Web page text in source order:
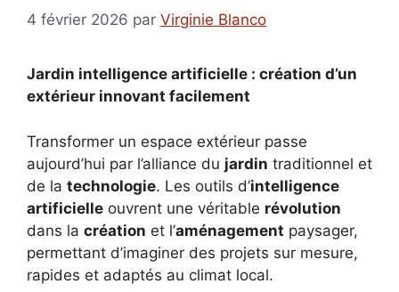
4 février 2026 par Virginie Blanco
Jardin intelligence artificielle : création d’un
extérieur innovant facilement
Transformer un espace extérieur passe
aujourd’hui par l’alliance du jardin traditionnel et
de la technologie. Les outils d’intelligence
artificielle ouvrent une véritable révolution
dans la création et l’aménagement paysager,
permettant d’imaginer des projets sur mesure,
rapides et adaptés au climat local.